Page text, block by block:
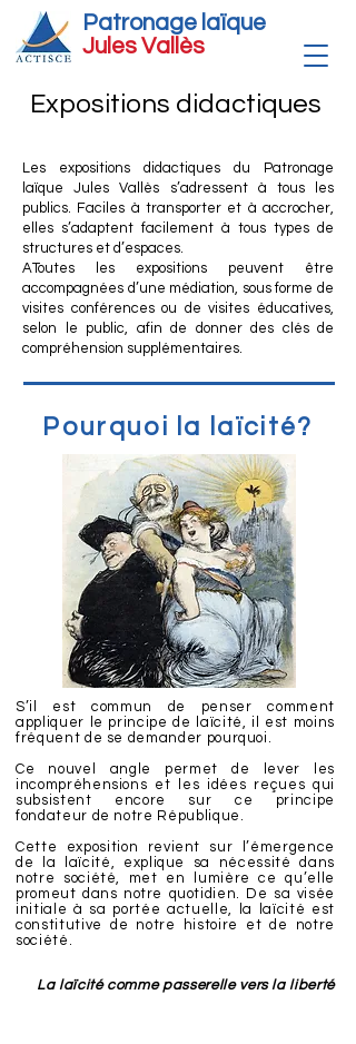
Patronage laïque
Jules Vallès
Les expositions didactiques du Patronage
laïque Jules Vallès s’adressent à tous les
publics. Faciles à transporter et à accrocher,
elles s’adaptent facilement à tous types de
structures et d’espaces.
AToutes les expositions peuvent être
accompagnées d’une médiation, sous forme de
visites conférences ou de visites éducatives,
selon le public, afin de donner des clés de
compréhension supplémentaires.
Expositions didactiques
Pourquoi la laïcité?
S’il est commun de penser comment
appliquer le principe de laïcité, il est moins
fréquent de se demander pourquoi.
Ce nouvel angle permet de lever les
incompréhensions et les idées reçues qui
subsistent encore sur ce principe
fondateur de notre République.
Cette exposition revient sur l’émergence
de la laïcité, explique sa nécessité dans
notre société, met en lumière ce qu’elle
promeut dans notre quotidien. De sa visée
initiale à sa portée actuelle, la laïcité est
constitutive de notre histoire et de notre
société.
La laïcité comme passerelle vers la liberté